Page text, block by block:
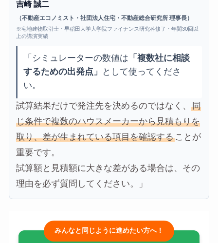
吉崎 誠二
（不動産エコノミスト・社団法人住宅・不動産総合研究所 理事長）
※宅地建物取引士・早稲田大学大学院ファイナンス研究科修了・年間30回以
上の講演実績
「シミュレーターの数値は 「複数社に相談
するための出発点」
として使ってくださ
い。
試算結果だけで発注先を決めるのではなく、
同
じ条件で複数のハウスメーカーから見積もりを
取り、差が生まれている項目を確認することが
重要です。
試算額と見積額に大きな差がある場合は、その
理由を必ず質問してください。」
みんなと同じように進めたい方へ！